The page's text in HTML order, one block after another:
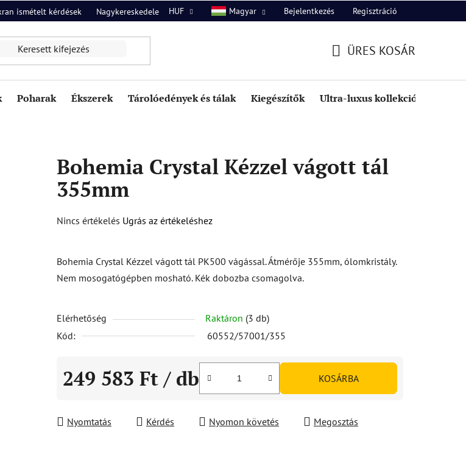
ismételt kérdések Nagykereskedelem Rólunk Kapcsolat
HUF Magyar Bejelentkezés Regisztráció
ÜRES KOSÁR
Poharak Ékszerek Tárolóedények és tálak Kiegészítők Ultra-luxus kollekció
Bohemia Crystal Kézzel vágott tál
355mm
A
értékelése
5-
0,0
csillag.
Nincs értékelés Ugrás az értékeléshez
Bohemia Crystal Kézzel vágott tál PK500 vágással. Átmérője 355mm, ólomkristály.
Nem mosogatógépben mosható. Kék dobozba csomagolva.
Elérhetőség Raktáron (3 db)
Kód:
60552/57001/355
249 583 Ft / db KOSÁRBA
Nyomtatás Kérdés Nyomon követés Megosztás